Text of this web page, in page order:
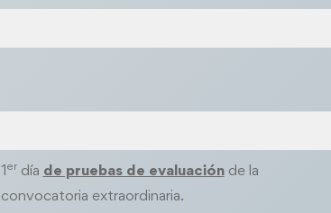
1erdía de pruebas de evaluaciónde la
convocatoria extraordinaria.